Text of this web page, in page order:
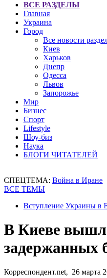
ВСЕ РАЗДЕЛЫ
Главная
Украина
Город
Все новости
Киев
Харьков
Днепр
Одесса
Львов
Запорожье
Мир
Бизнес
Спорт
Lifestyle
Шоу-биз
Наука
БЛОГИ ЧИТАТЕЛЕЙ
СПЕЦТЕМА: Война в Иране
ВСЕ ТЕМЫ
Вступление Украины в
В Киеве
задержанных
Корреспондент.net, 26 марта